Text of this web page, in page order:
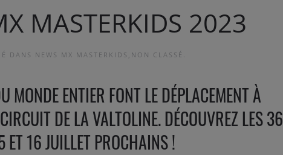
MASTERKIDS 2023
DANS NEWS MX MASTERKIDS , NON CLASSÉ .
MONDE ENTIER FONT LE DÉPLACEMENT À
DE LA VALTOLINE. DÉCOUVREZ LES 36
ET 16 JUILLET PROCHAINS !